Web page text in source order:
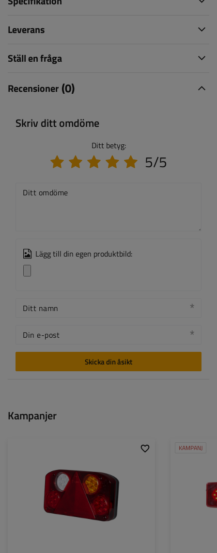
Leverans
Ställ en fråga
Recensioner (0)
Skriv ditt omdöme
Ditt betyg:
5/5
Ditt omdöme
Lägg till din egen produktbild:
Ditt namn
Din e-post
Skicka din åsikt
Kampanjer
12/24 V
Typ av anslutning:
genom
Lampans funktioner:
Positionsljus ,
Riktningsindikator
Bakåtriktad lampa
Dimljus ,Reflektor
KAMPANJ
Typ av
Lampans